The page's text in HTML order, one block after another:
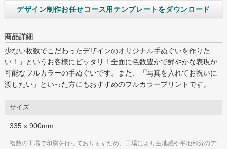
封筒印刷製作所
印鑑ゴム印製作所
お名前シール製作所
商品詳細
少ない枚数でこだわったデザインのオリジナル手ぬぐいを作りた
い！」というお客様にピッタリ！全面に色数豊かで鮮やかな表現が
可能なフルカラーの手ぬぐいです。また、「写真を入れてお祝いに
渡したい」といった方にもおすすめのフルカラープリントです。
サイズ
335 x 900mm
複数の工場で印刷を行っておりますため、工場により生地感や平地部分のデ
デザイン制作お任せコース用テンプレートをダウンロード